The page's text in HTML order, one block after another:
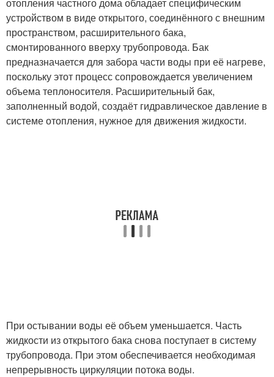
устройством в виде открытого, соединённого с внешним
пространством, расширительного бака,
смонтированного вверху трубопровода. Бак
предназначается для забора части воды при её нагреве,
поскольку этот процесс сопровождается увеличением
объема теплоносителя. Расширительный бак,
заполненный водой, создаёт гидравлическое давление в
системе отопления, нужное для движения жидкости.
При остывании воды её объем уменьшается. Часть
жидкости из открытого бака снова поступает в систему
трубопровода. При этом обеспечивается необходимая
непрерывность циркуляции потока воды.